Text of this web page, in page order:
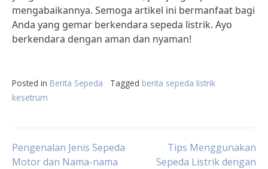
mengabaikannya. Semoga artikel ini bermanfaat bagi
Anda yang gemar berkendara sepeda listrik. Ayo
berkendara dengan aman dan nyaman!
Posted in Berita Sepeda Tagged berita sepeda listrik
kesetrum
Post
Pengenalan Jenis Sepeda
Motor dan Nama-nama
Tips Menggunakan
Sepeda Listrik dengan